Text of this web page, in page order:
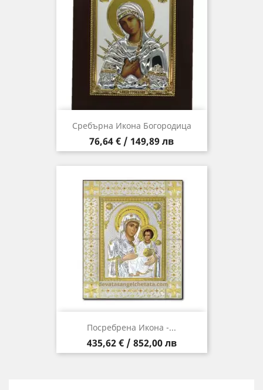
Сребърна Икона Богородица
Цена
76,64 € / 149,89 лв
Посребрена Икона -...
Цена
435,62 € / 852,00 лв